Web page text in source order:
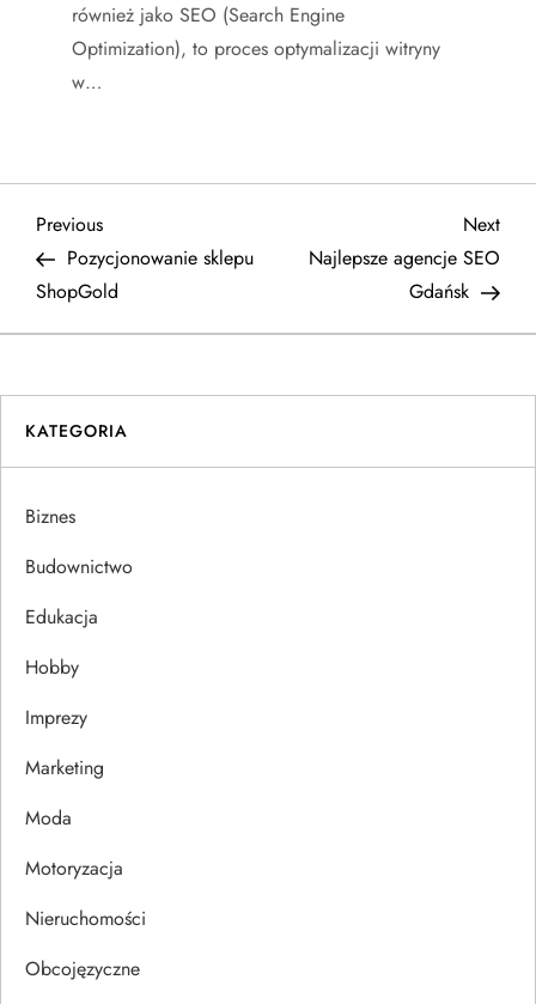
również jako SEO (Search Engine
Optimization), to proces optymalizacji witryny
w…
N
a
w
i
g
a
c
j
a
w
p
i
s
u
Previous
Post
Previous
Pozycjonowanie sklepu
ShopGold
Next
Next
Najlepsze agencje SEO
Gdańsk
KATEGORIA
Biznes
Budownictwo
Edukacja
Hobby
Imprezy
Marketing
Moda
Motoryzacja
Nieruchomości
Obcojęzyczne